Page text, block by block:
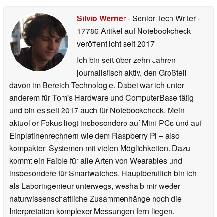
Silvio Werner- Senior Tech Writer-
17786 Artikel auf Notebookcheck
veröffentlichtseit 2017
Ich bin seit über zehn Jahren
journalistisch aktiv, den Großteil
davon im Bereich Technologie. Dabei war ich unter
anderem für Tom's Hardware und ComputerBase tätig
und bin es seit 2017 auch für Notebookcheck. Mein
aktueller Fokus liegt insbesondere auf Mini-PCs und auf
Einplatinenrechnern wie dem Raspberry Pi – also
kompakten Systemen mit vielen Möglichkeiten. Dazu
kommt ein Faible für alle Arten von Wearables und
insbesondere für Smartwatches. Hauptberuflich bin ich
als Laboringenieur unterwegs, weshalb mir weder
naturwissenschaftliche Zusammenhänge noch die
Interpretation komplexer Messungen fern liegen.